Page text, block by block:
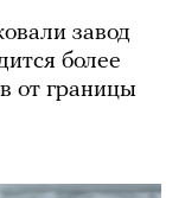
завод
более
от границы